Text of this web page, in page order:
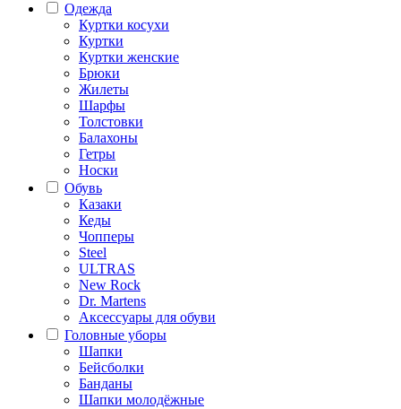
Одежда
Куртки косухи
Куртки
Куртки женские
Брюки
Жилеты
Шарфы
Толстовки
Балахоны
Гетры
Носки
Обувь
Казаки
Кеды
Чопперы
Steel
ULTRAS
New Rock
Dr. Martens
Аксессуары для обуви
Головные уборы
Шапки
Бейсболки
Банданы
Шапки молодёжные